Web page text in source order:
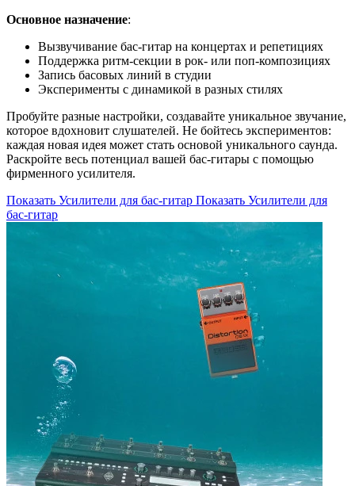
Основное назначение:
Вызвучивание бас-гитар на концертах и репетициях
Поддержка ритм-секции в рок- или поп-композициях
Запись басовых линий в студии
Эксперименты с динамикой в разных стилях
Пробуйте разные настройки, создавайте уникальное звучание,
которое вдохновит слушателей. Не бойтесь экспериментов:
каждая новая идея может стать основой уникального саунда.
Раскройте весь потенциал вашей бас-гитары с помощью
фирменного усилителя.
Показать Усилители для бас-гитар Показать Усилители для
бас-гитар